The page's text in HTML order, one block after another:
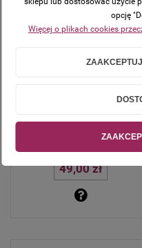
Opaska komunijna - kolekcja
49,00 zł
opcję
Więcej o plikach cookies